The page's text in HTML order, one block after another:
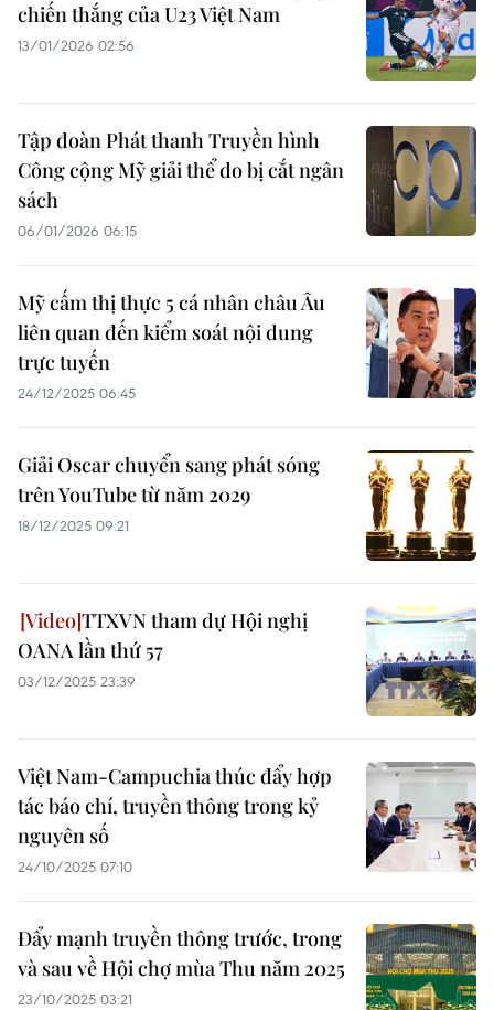
chiến thắng của U23 Việt Nam
13/01/2026 02:56
Tập đoàn Phát thanh Truyền hình
Công cộng Mỹ giải thể do bị cắt ngân
sách
06/01/2026 06:15
Mỹ cấm thị thực 5 cá nhân châu Âu
liên quan đến kiểm soát nội dung
trực tuyến
24/12/2025 06:45
Giải Oscar chuyển sang phát sóng
trên YouTube từ năm 2029
18/12/2025 09:21
TTXVN tham dự Hội nghị
OANA lần thứ 57
03/12/2025 23:39
Việt Nam-Campuchia thúc đẩy hợp
tác báo chí, truyền thông trong kỷ
nguyên số
24/10/2025 07:10
Đẩy mạnh truyền thông trước, trong
và sau về Hội chợ mùa Thu năm 2025
23/10/2025 03:21